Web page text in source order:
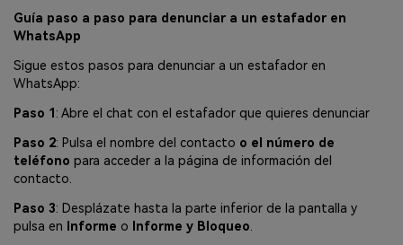
Guía paso a paso para denunciar a un estafador en
WhatsApp
Sigue estos pasos para denunciar a un estafador en
WhatsApp:
Paso 1 : Abre el chat con el estafador que quieres denunciar
Paso 2: Pulsa el nombre del contacto o el número de
teléfono para acceder a la página de información del
contacto.
Paso 3: Desplázate hasta la parte inferior de la pantalla y
pulsa en Informe o Informe y Bloqueo